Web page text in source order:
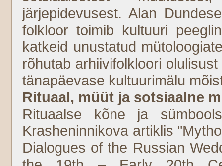
järjepidevusest. Alan
folkloor toimib kultuuri
katkeid unustatud
rõhutab arhiivifolkloori
tänapäevase kultuurimälu
Rituaal, müüt ja sotsiaalne
Rituaalse kõne ja
Krasheninnikova artiklis
Dialogues of the Russian